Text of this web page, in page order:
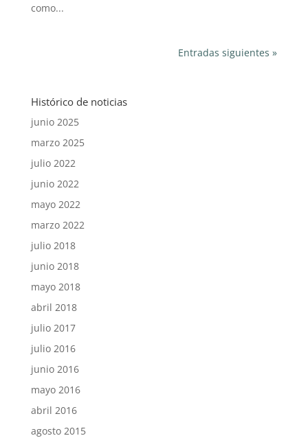
como...
Entradas siguientes »
Histórico de noticias
junio 2025
marzo 2025
julio 2022
junio 2022
mayo 2022
marzo 2022
julio 2018
junio 2018
mayo 2018
abril 2018
julio 2017
julio 2016
junio 2016
mayo 2016
abril 2016
agosto 2015